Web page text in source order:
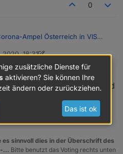
0
Ampel Österreich in VIS
gilt mir - da war ich gerade
(links) keine warnstufe 4
Scheibbs hat Warnstufe 2 und
hat 3.
2020, 18:31
liv-in-sky10. Juni 2020, 20:32
einträge - ein neuer stand
neuen aus
ist 2 bei gkz 320
es sinnvoll dies in der Überschrift des
... Bitte benutzt das Voting rechts unten
zusätzliche Dienste für
aktivieren? Sie können Ihre
ändern oder zurückziehen.
Das ist ok